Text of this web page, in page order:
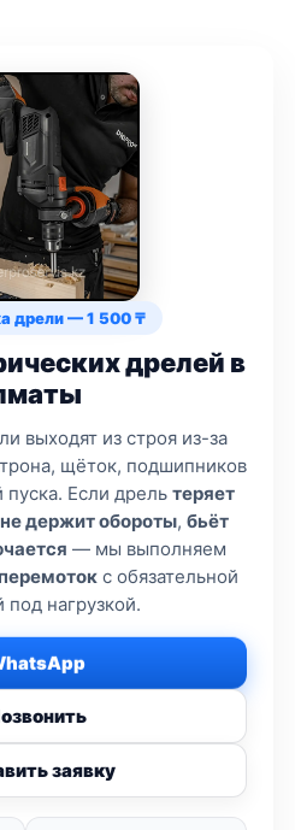
дрели — 1 500 ₸
дрелей в
выходят из строя из-за
щёток, подшипников
Если дрель теряет
не держит обороты, бьёт
— мы выполняем
с обязательной
под нагрузкой.
заявку